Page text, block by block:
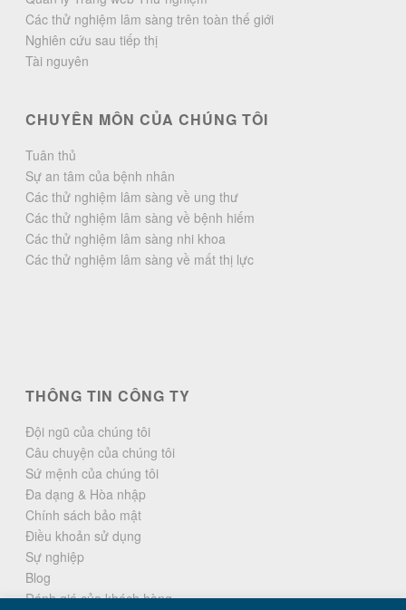
Các thử nghiệm lâm sàng trên toàn thế giới
Nghiên cứu sau tiếp thị
Tài nguyên
CHUYÊN MÔN CỦA CHÚNG TÔI
Tuân thủ
Sự an tâm của bệnh nhân
Các thử nghiệm lâm sàng về ung thư
Các thử nghiệm lâm sàng về bệnh hiếm
Các thử nghiệm lâm sàng nhi khoa
Các thử nghiệm lâm sàng về mất thị lực
THÔNG TIN CÔNG TY
Đội ngũ của chúng tôi
Câu chuyện của chúng tôi
Sứ mệnh của chúng tôi
Đa dạng & Hòa nhập
Chính sách bảo mật
Điều khoản sử dụng
Sự nghiệp
Blog
Đánh giá của khách hàng